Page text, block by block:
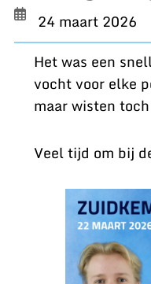
24 maart 2026
Het was een
vocht voor elke
maar wisten
Veel tijd om bij